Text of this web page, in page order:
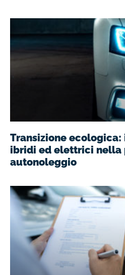
Transizione
ibridi ed elettrici nella
autonoleggio